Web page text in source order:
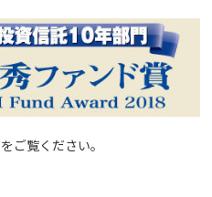
をご覧ください。